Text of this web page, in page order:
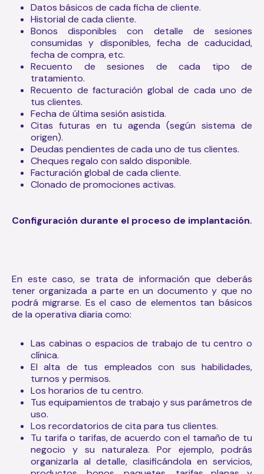
Datos básicos de cada ficha de cliente.
Historial de cada cliente.
Bonos disponibles con detalle de sesiones
consumidas y disponibles, fecha de caducidad,
fecha de compra, etc.
Recuento de sesiones de cada tipo de
tratamiento.
Recuento de facturación global de cada uno de
tus clientes.
Fecha de última sesión asistida.
Citas futuras en tu agenda (según sistema de
origen).
Deudas pendientes de cada uno de tus clientes.
Cheques regalo con saldo disponible.
Facturación global de cada cliente.
Clonado de promociones activas.
Configuración durante el proceso de implantación.
En este caso, se trata de información que deberás
tener organizada a parte en un documento y que no
podrá migrarse. Es el caso de elementos tan básicos
de la operativa diaria como:
Las cabinas o espacios de trabajo de tu centro o
clínica.
El alta de tus empleados con sus habilidades,
turnos y permisos.
Los horarios de tu centro.
Tus equipamientos de trabajo y sus parámetros de
uso.
Los recordatorios de cita para tus clientes.
Tu tarifa o tarifas, de acuerdo con el tamaño de tu
negocio y su naturaleza. Por ejemplo, podrás
organizarla al detalle, clasificándola en servicios,